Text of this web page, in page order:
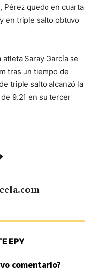
Pérez quedó en cuarta
en triple salto obtuvo
Saray García se
tras un tiempo de
triple salto alcanzó la
9.21 en su tercer
EPY
comentario?